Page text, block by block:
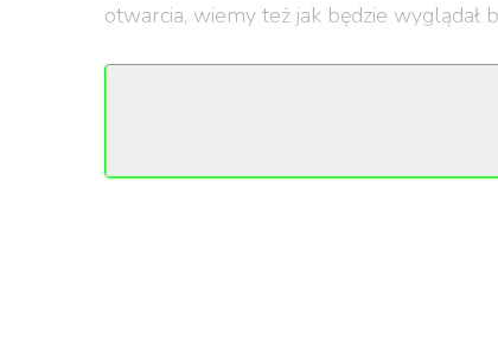
otwarcia, wiemy też jak będzie wyglądał
Salon Hermès Paris zostanie otwarty
Za wprowadzenie marki Hermès Paris